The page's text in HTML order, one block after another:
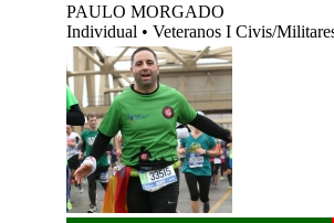
PAULO MORGADO
Individual • Veteranos I Civis/